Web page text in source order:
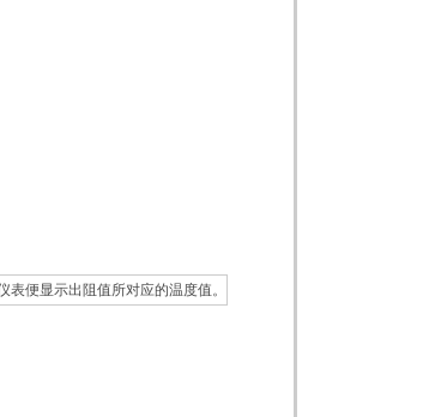
表便显示出阻值所对应的温度值。